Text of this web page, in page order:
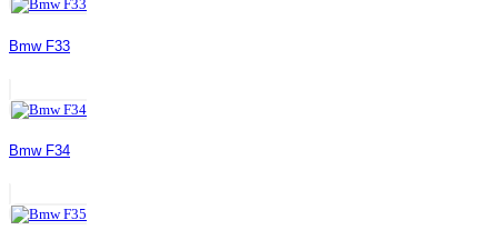
Bmw F33
Bmw F34